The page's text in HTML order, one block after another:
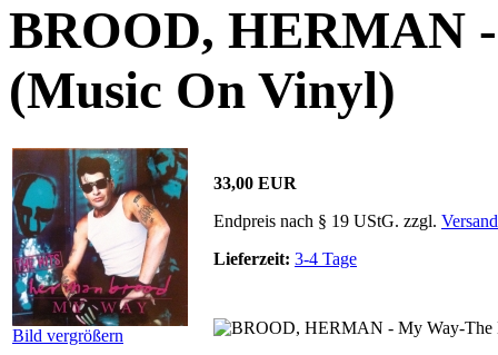
BROOD, HERMAN
(Music On Vinyl)
Bild vergrößern
33,00 EUR
Endpreis nach § 19 UStG. zzgl.
Lieferzeit: 3-4 Tage